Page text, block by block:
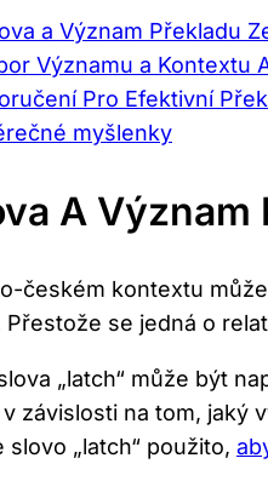
a Význam Překladu
Významu a Kontextu
Pro Efektivní
myšlenky
A Význam
českém kontextu
Přestože se jedná o
„latch“ může být
závislosti na tom, jaký
slovo „latch“ použito,